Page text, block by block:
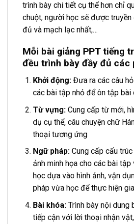
trình bày chi tiết cụ thể hơn chỉ
chuột, người học sẽ được
đủ và mạch lạc nhất,…
Mỗi bài giảng PPT tiếng
đều trình bày đầy đủ các
Khởi động:Đưa ra các câu
các bài tập nhỏ để ôn tập bài
Từ vựng:Cung cấp từ mới,
dụ cụ thể, câu chuyện chữ
thoại tương ứng
Ngữ pháp:Cung cấp cấu trúc
ảnh minh họa cho các bài
học dựa vào hình ảnh, vận
pháp vừa học để thực hiện
Bài khóa:Trình bày nội dung
tiếp cận với lời thoại nhận